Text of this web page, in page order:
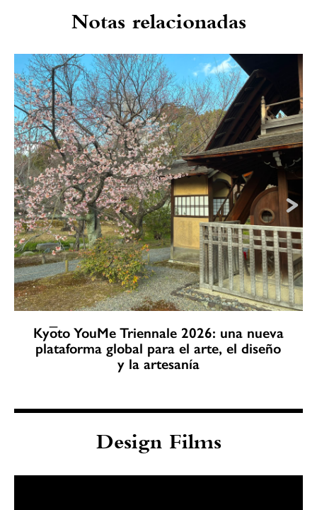
Notas relacionadas
Kyōto YouMe Triennale 2026: una nueva
plataforma global para el arte, el diseño
y la artesanía
Design Films